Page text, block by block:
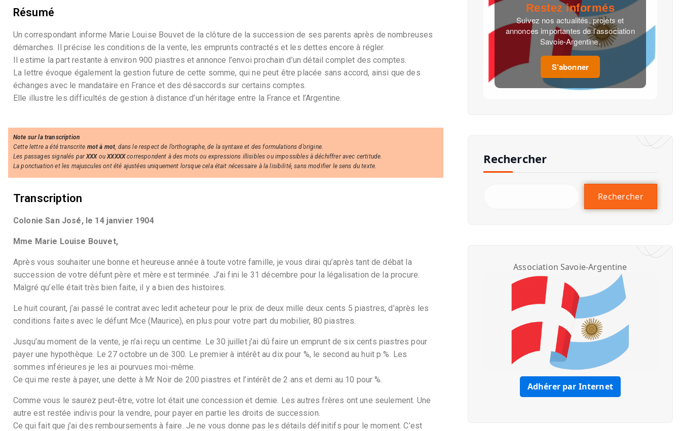
Résumé
Un correspondant informe Marie Louise Bouvet de la clôture de la succession de ses parents après de nombreuses
démarches. Il précise les conditions de la vente, les emprunts contractés et les dettes encore à régler.
Il estime la part restante à environ 900 piastres et annonce l’envoi prochain d’un détail complet des comptes.
La lettre évoque également la gestion future de cette somme, qui ne peut être placée sans accord, ainsi que des
échanges avec le mandataire en France et des désaccords sur certains comptes.
Elle illustre les difficultés de gestion à distance d’un héritage entre la France et l’Argentine.
Note sur la transcription
Cette lettre a été transcrite mot à mot, dans le respect de l’orthographe, de la syntaxe et des formulations d’origine.
Les passages signalés parXXXouXXXXXcorrespondent à des mots ou expressions illisibles ou impossibles à déchiffrer avec certitude.
La ponctuation et les majuscules ont été ajustées uniquement lorsque cela était nécessaire à la lisibilité, sans modifier le sens du texte.
Transcription
Colonie San José, le 14 janvier 1904
Mme Marie Louise Bouvet,
Après vous souhaiter une bonne et heureuse année à toute votre famille, je vous dirai qu’après tant de débat la
succession de votre défunt père et mère est terminée. J’ai fini le 31 décembre pour la légalisation de la procure.
Malgré qu’elle était très bien faite, il y a bien des histoires.
Le huit courant, j’ai passé le contrat avec ledit acheteur pour le prix de deux mille deux cents 5 piastres, d’après les
conditions faites avec le défunt Mce (Maurice), en plus pour votre part du mobilier, 80 piastres.
Jusqu’au moment de la vente, je n’ai reçu un centime. Le 30 juillet j’ai dû faire un emprunt de six cents piastres pour
payer une hypothèque. Le 27 octobre un de 300. Le premier à intérêt au dix pour %, le second au huit p %. Les
sommes inférieures je les ai pourvues moi-même.
Ce qui me reste à payer, une dette à Mr Noir de 200 piastres et l’intérêt de 2 ans et demi au 10 pour %.
Comme vous le saurez peut-être, votre lot était une concession et demie. Les autres frères ont une seulement. Une
autre est restée indivis pour la vendre, pour payer en partie les droits de succession.
Ce qui fait que j’ai des remboursements à faire. Je ne vous donne pas les détails définitifs pour le moment. C’est
Restez informés
Suivez nos actualités, projets et
annonces importantes de l’association
Savoie-Argentine.
S’abonner
Rechercher
Rechercher
Association Savoie-Argentine
Adhérer par Internet